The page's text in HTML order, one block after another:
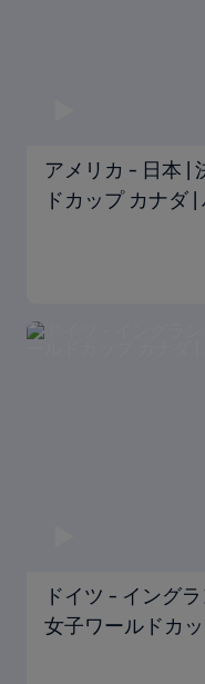
アメリカ - 日本 |
ドカップ カナダ |
ドイツ - イング
女子ワールドカ